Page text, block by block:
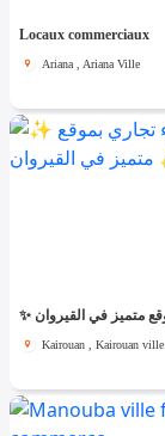
Locaux commerciaux
Ariana , Ariana Ville
Kairouan , Kairouan ville